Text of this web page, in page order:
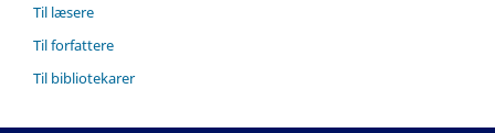
Til læsere
Til forfattere
Til bibliotekarer